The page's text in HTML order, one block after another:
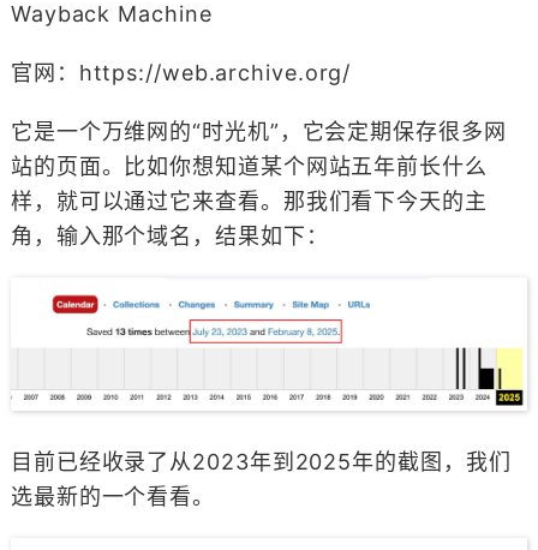
Wayback Machine
官网：https://web.archive.org/
它是一个万维网的“时光机”，它会定期保存很多网
站的页面。比如你想知道某个网站五年前长什么
样，就可以通过它来查看。那我们看下今天的主
角，输入那个域名，结果如下：
目前已经收录了从2023年到2025年的截图，我们
选最新的一个看看。